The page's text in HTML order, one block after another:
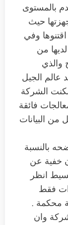
بالمستوى
حيث
وفي
من
والذي
عالم الجيل
الشركة
فائقة
من البيانات
بالنسبة
خفية عن
انظر
فقط
محكمة .
وان